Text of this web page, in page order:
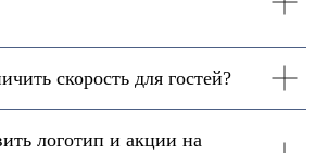
скорость для гостей?
логотип и акции на